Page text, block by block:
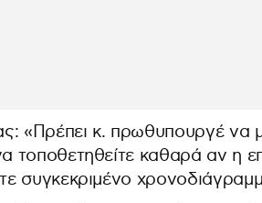
«Πρέπει κ. πρωθυπουργέ να
καθαρά αν η
συγκεκριμένο